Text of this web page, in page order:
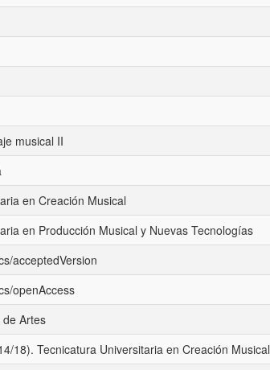
musical II
en Creación Musical
en Producción Musical y Nuevas Tecnologías
acceptedVersion
openAccess
de Artes
18). Tecnicatura Universitaria en Creación Musical